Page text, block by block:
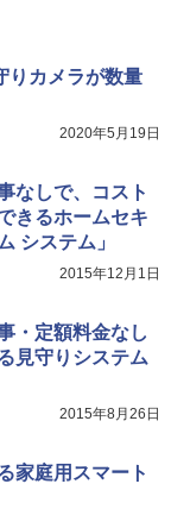
りカメラが数量
2020年5月19日
なしで、コスト
きるホームセキ
システム」
2015年12月1日
・定額料金なし
見守りシステム
2015年8月26日
家庭用スマート